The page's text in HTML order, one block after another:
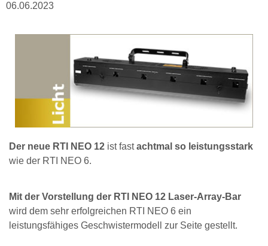
06.06.2023
Der neue RTI NEO 12 ist fastachtmal so leistungsstark
wie der RTI NEO 6.
Mit der Vorstellung der RTI NEO 12 Laser-Array-Bar
wird dem sehr erfolgreichen RTI NEO 6 ein
leistungsfähiges Geschwistermodell zur Seite gestellt.